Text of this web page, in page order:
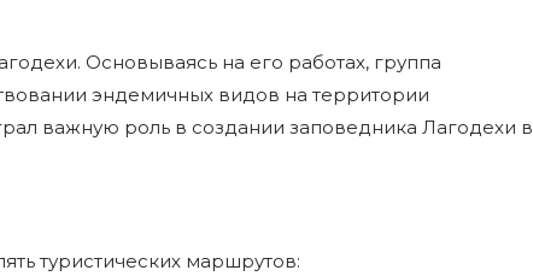
Основываясь на его работах, группа
эндемичных видов на территории
важную роль в создании заповедника Лагодехи в
туристических маршрутов: